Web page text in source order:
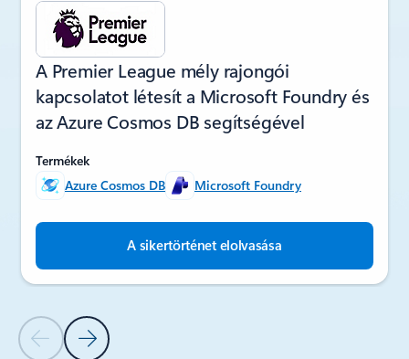
Előző dia Következő dia
A Premier League mély rajongói
kapcsolatot létesít a Microsoft Foundry és
az Azure Cosmos DB segítségével
Termékek
Azure Cosmos DB
Microsoft Foundry
A sikertörténet elolvasása